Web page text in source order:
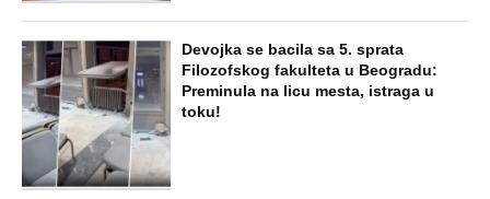
Devojka se bacila sa 5. sprata
Filozofskog fakulteta u Beogradu:
Preminula na licu mesta, istraga u
toku!